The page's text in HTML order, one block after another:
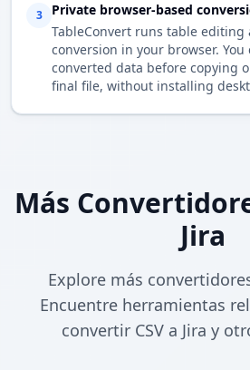
3
Private browser-based
TableConvert runs table
conversion in your browser.
converted data before copying
final file, without installing
Más
Jira
Explore más
Encuentre herramientas
convertir CSV a Jira y